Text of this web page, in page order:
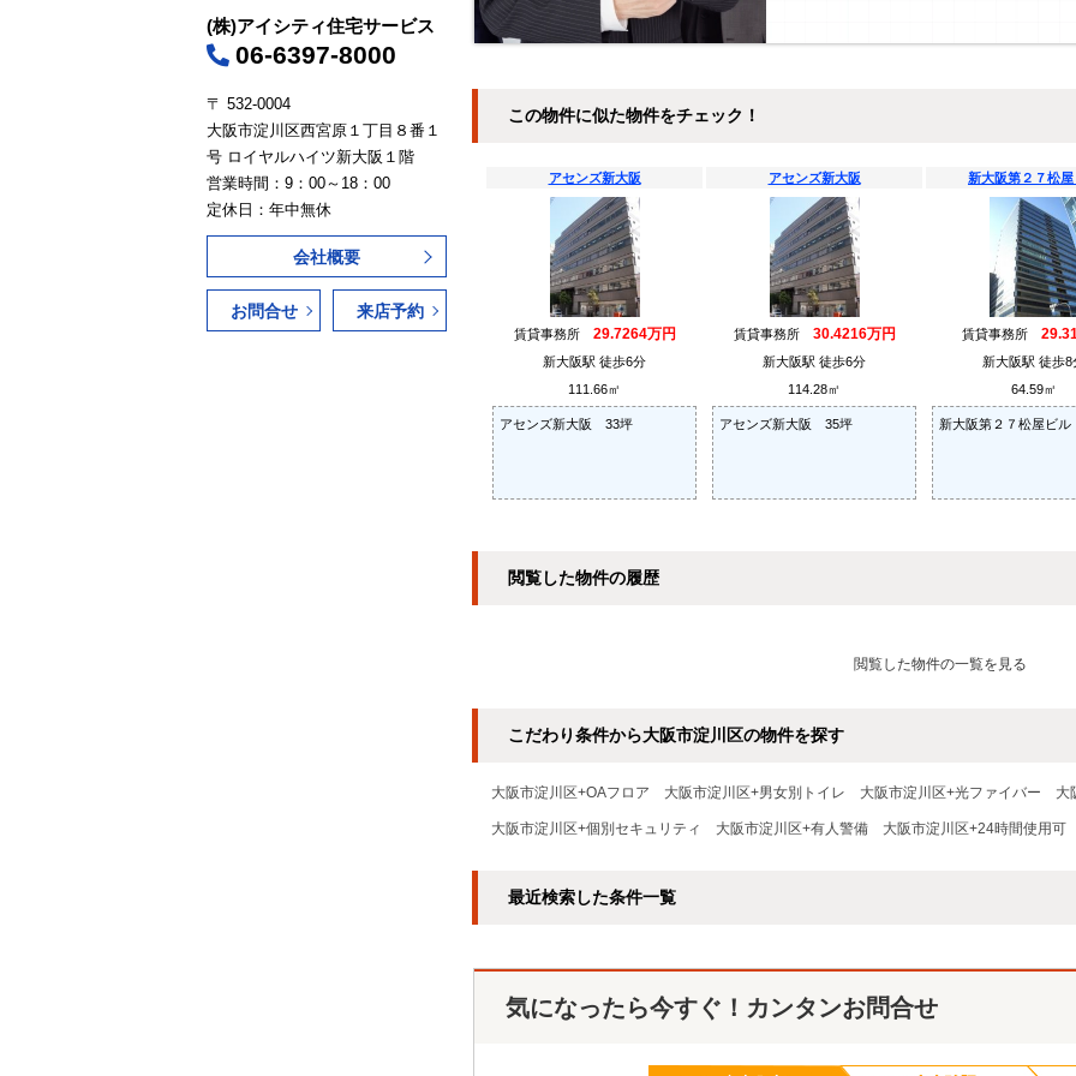
この物件に似た物件をチェック！
アセンズ新大阪
賃貸事務所 29.7264万円
新大阪駅 徒歩6分
111.66㎡
アセンズ新大阪 33坪
アセンズ新大阪
賃貸事務所 30.4216万円
新大阪駅 徒歩6分
114.28㎡
アセンズ新大阪 35坪
新大阪第２７松屋
賃貸事務所
新大阪駅 徒歩8
64.59㎡
新大阪第２７松屋ビ
閲覧した物件の履歴
閲覧した物件の一覧を見る
こだわり条件から大阪市淀川区の物件を探す
大阪市淀川区+OAフロア 大阪市淀川区+男女別トイレ 大阪市淀川区+光ファイバー 大
大阪市淀川区+個別セキュリティ 大阪市淀川区+有人警備 大阪市淀川区+24時間使用可
最近検索した条件一覧
気になったら今すぐ！カンタンお問合せ
(株)アイシティ住宅サービス
06-6397-8000
〒 532-0004
大阪市淀川区西宮原１丁目８番１
号 ロイヤルハイツ新大阪１階
営業時間：9：00～18：00
定休日：年中無休
会社概要
お問合せ 来店予約